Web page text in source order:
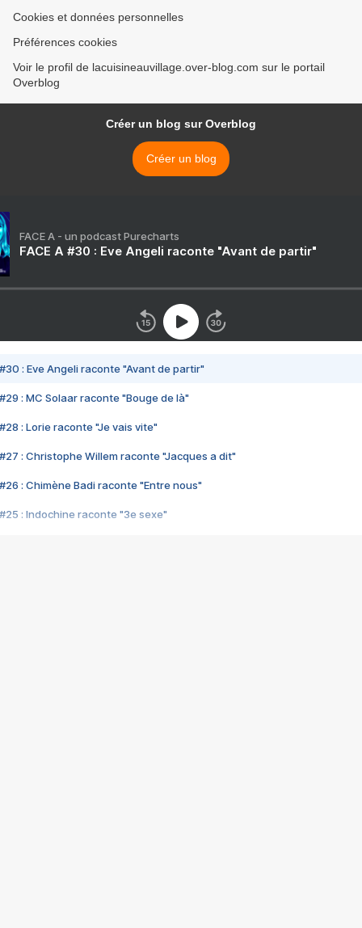
Cookies et données personnelles
Préférences cookies
Voir le profil de lacuisineauvillage.over-blog.com sur le portail
Overblog
Créer un blog sur Overblog
Créer un blog
FACE A - un podcast Purecharts
FACE A #30 : Eve Angeli raconte "Avant de partir"
#30 : Eve Angeli raconte "Avant de partir"
#29 : MC Solaar raconte "Bouge de là"
#28 : Lorie raconte "Je vais vite"
#27 : Christophe Willem raconte "Jacques a dit"
#26 : Chimène Badi raconte "Entre nous"
#25 : Indochine raconte "3e sexe"